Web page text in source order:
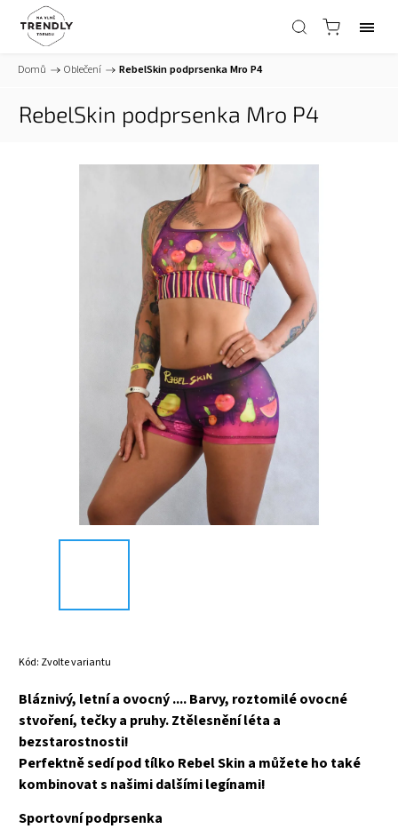
Domů / Oblečení / RebelSkin podprsenka Mro P4
RebelSkin podprsenka Mro P4
Kód: Zvolte variantu
Bláznivý, letní a ovocný .... Barvy, roztomilé ovocné
stvoření, tečky a pruhy. Ztělesnění léta a
bezstarostnosti!
Perfektně sedí pod tílko Rebel Skin a můžete ho také
kombinovat s našimi dalšími legínami!
Sportovní podprsenka